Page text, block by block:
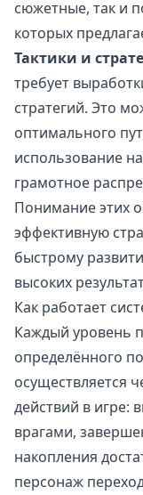
сюжетные, так и
которых
Тактики и
требует
стратегий. Это
оптимального
использование
грамотное
Понимание этих
эффективную
быстрому
высоких
Как работает
Каждый уровень
определённого
осуществляется
действий в игре:
врагами,
накопления
персонаж